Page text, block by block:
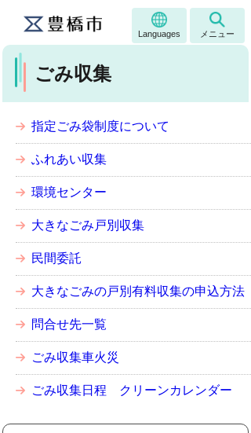
Languages メニュー
ごみ収集
指定ごみ袋制度について
ふれあい収集
環境センター
大きなごみ戸別収集
民間委託
大きなごみの戸別有料収集の申込方法
問合せ先一覧
ごみ収集車火災
ごみ収集日程 クリーンカレンダー